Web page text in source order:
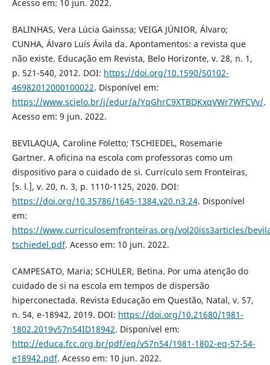
Acesso em: 10 jun. 2022.
BALINHAS, Vera Lúcia Gainssa; VEIGA JÚNIOR, Álvaro;
CUNHA, Álvaro Luís Ávila da. Apontamentos: a revista que
não existe. Educação em Revista, Belo Horizonte, v. 28, n. 1,
p. 521-540, 2012. DOI: https://doi.org/10.1590/S0102-
46982012000100022. Disponível em:
https://www.scielo.br/j/edur/a/YqGhrC9XTBDKxqVWr7WFCVv/.
Acesso em: 9 jun. 2022.
BEVILAQUA, Caroline Foletto; TSCHIEDEL, Rosemarie
Gartner. A oficina na escola com professoras como um
dispositivo para o cuidado de si. Currículo sem Fronteiras,
[s. l.], v. 20, n. 3, p. 1110-1125, 2020. DOI:
https://doi.org/10.35786/1645-1384.v20.n3.24. Disponível
em:
https://www.curriculosemfronteiras.org/vol20iss3articles/
tschiedel.pdf. Acesso em: 10 jun. 2022.
CAMPESATO, Maria; SCHULER, Betina. Por uma atenção do
cuidado de si na escola em tempos de dispersão
hiperconectada. Revista Educação em Questão, Natal, v. 57,
n. 54, e-18942, 2019. DOI: https://doi.org/10.21680/1981-
1802.2019v57n54ID18942. Disponível em:
http://educa.fcc.org.br/pdf/eq/v57n54/1981-1802-eq-57-54-
e18942.pdf. Acesso em: 10 jun. 2022.